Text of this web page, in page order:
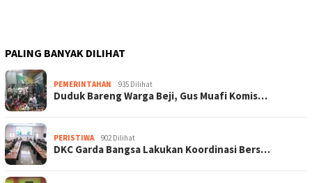
PALING BANYAK DILIHAT
PEMERINTAHAN 935 Dilihat
Duduk Bareng Warga Beji, Gus Muafi Komis…
PERISTIWA 902 Dilihat
DKC Garda Bangsa Lakukan Koordinasi Bers…